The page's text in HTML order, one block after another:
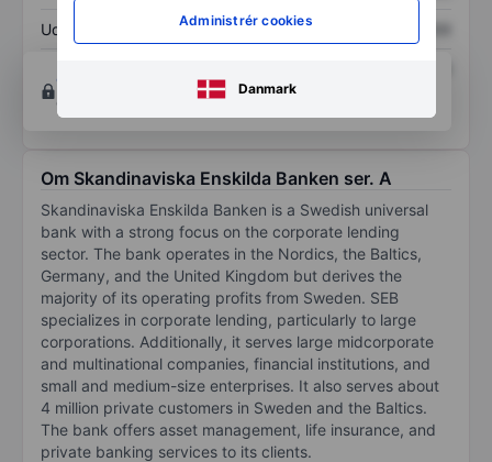
Administrér cookies
Danmark
Udbytte pr. aktie XXXXXXX
Opret konto
for at få adgang til flere diagrammer
og analyse værktøjer.
Om Skandinaviska Enskilda Banken ser. A
Skandinaviska Enskilda Banken is a Swedish universal
bank with a strong focus on the corporate lending
sector. The bank operates in the Nordics, the Baltics,
Germany, and the United Kingdom but derives the
majority of its operating profits from Sweden. SEB
specializes in corporate lending, particularly to large
corporations. Additionally, it serves large midcorporate
and multinational companies, financial institutions, and
small and medium-size enterprises. It also serves about
4 million private customers in Sweden and the Baltics.
The bank offers asset management, life insurance, and
private banking services to its clients.